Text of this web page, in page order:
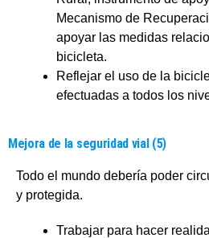
Mecanismo de
apoyar las medidas
bicicleta.
Reflejar el uso de la
efectuadas a todos los
Mejora de la seguridad vial (5)
Todo el mundo debería poder
y protegida.
Trabajar para hacer